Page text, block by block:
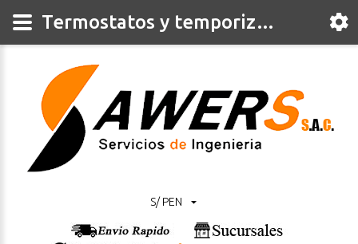
S/ PEN
Termostatos y temporizadores